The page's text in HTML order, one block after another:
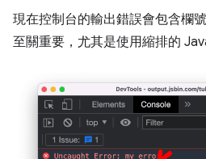
現在控制台的輸出錯誤會包含欄
至關重要，尤其是使用縮排的